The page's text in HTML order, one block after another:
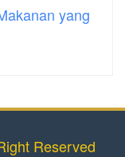
yang
Reserved